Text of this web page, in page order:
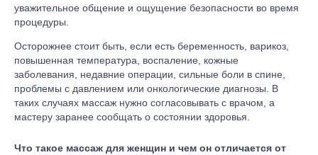
уважительное общение и ощущение безопасности во время
процедуры.
Осторожнее стоит быть, если есть беременность, варикоз,
повышенная температура, воспаление, кожные
заболевания, недавние операции, сильные боли в спине,
проблемы с давлением или онкологические диагнозы. В
таких случаях массаж нужно согласовывать с врачом, а
мастеру заранее сообщать о состоянии здоровья.
Что такое массаж для женщин и чем он отличается от